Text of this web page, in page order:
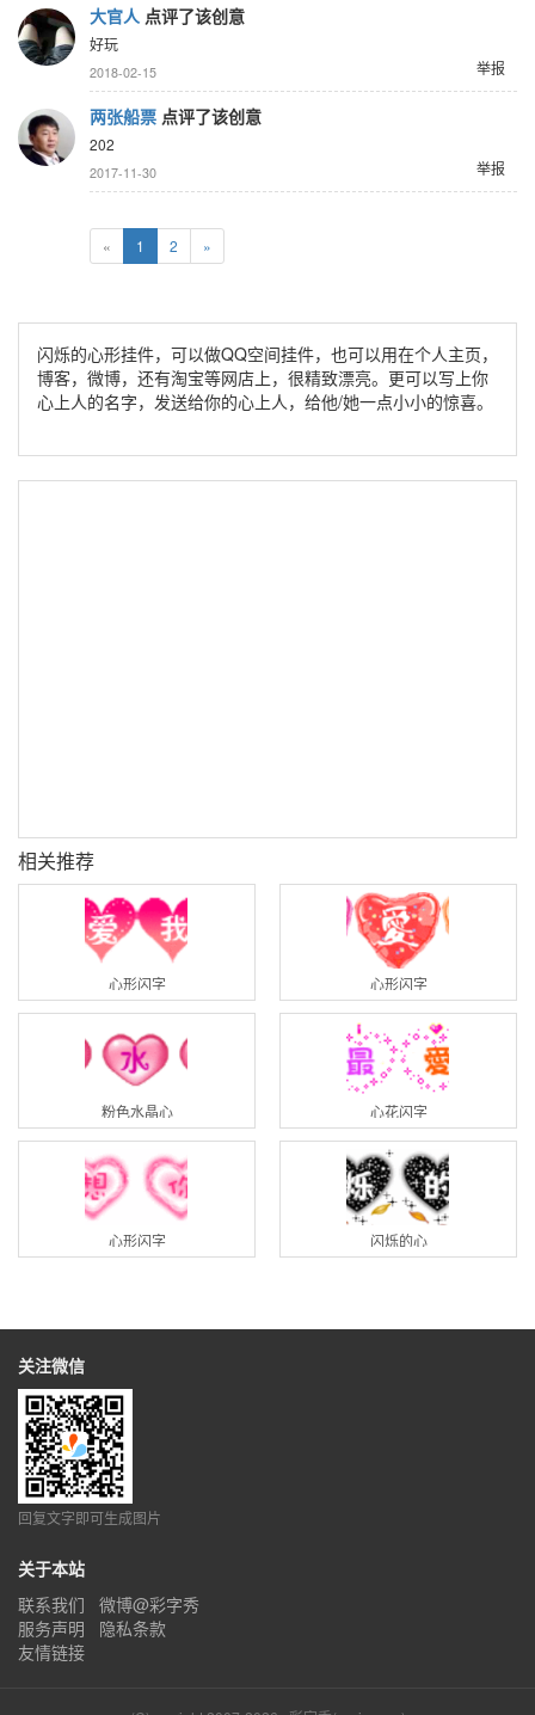
大官人 点评了该创意
好玩
举报
2018-02-15
两张船票 点评了该创意
202
举报
2017-11-30
« 1 2 »
闪烁的心形挂件，可以做QQ空间挂件，也可以用在个人主页，
博客，微博，还有淘宝等网店上，很精致漂亮。更可以写上你
心上人的名字，发送给你的心上人，给他/她一点小小的惊喜。
相关推荐
心形闪字 心形闪字
粉色水晶心 心花闪字
心形闪字 闪烁的心
关注微信
回复文字即可生成图片
关于本站
联系我们
微博@彩字秀
服务声明
隐私条款
友情链接